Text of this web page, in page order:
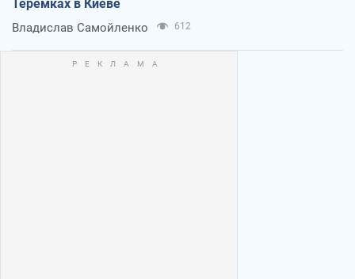
Теремках в Киеве
Владислав Самойленко 612